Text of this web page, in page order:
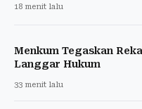
18 menit lalu
Menkum Tegaskan
Langgar Hukum
33 menit lalu